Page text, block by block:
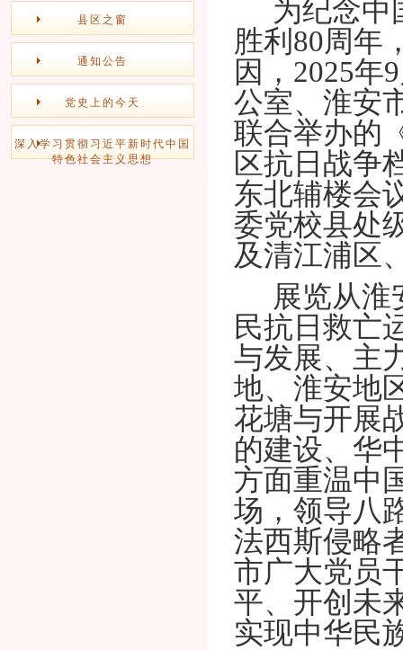
县区之窗
通知公告
党史上的今天
深入学习贯彻习近平新时代中国
特色社会主义思想
为纪念中
胜利80周年
因，2025年
公室、淮安
联合举办的
区抗日战争
东北辅楼会
委党校县处
及清江浦区
展览从淮
民抗日救亡
与发展、主
地、淮安地
花塘与开展
的建设、华
方面重温中
场，领导八
法西斯侵略
市广大党员
平、开创未
实现中华民